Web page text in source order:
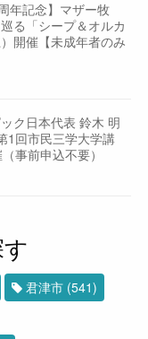
年記念】マザー牧
る「シープ＆オルカ
開催【未成年者のみ
ク日本代表 鈴木 明
1回市民三学大学講
事前申込不要）
君津市 (541)